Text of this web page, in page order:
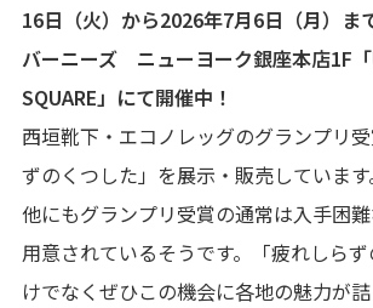
16日（火）から2026年7月6日（月）まで
バーニーズ ニューヨーク銀座本店1F
SQUARE」にて開催中！
西垣靴下・エコノレッグのグランプリ
ずのくつした」を展示・販売しています
他にもグランプリ受賞の通常は入手困
用意されているそうです。「疲れしら
けでなくぜひこの機会に各地の魅力が